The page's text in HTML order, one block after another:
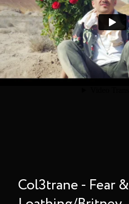
Col3trane - Fear &